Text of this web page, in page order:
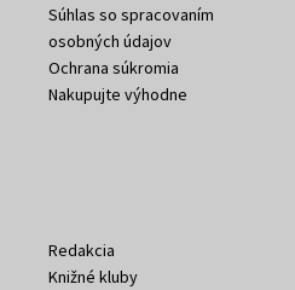
Súhlas so spracovaním
osobných údajov
Ochrana súkromia
Nakupujte výhodne
Redakcia
Knižné kluby